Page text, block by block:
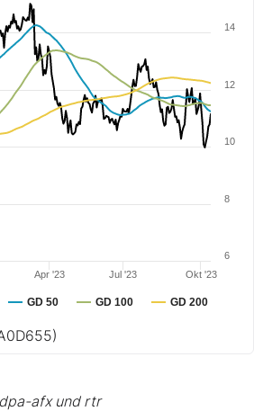
GD 50 GD 100 GD 200
Apr '23 Jul '23 Okt '23
6
8
10
12
14
afx und rtr